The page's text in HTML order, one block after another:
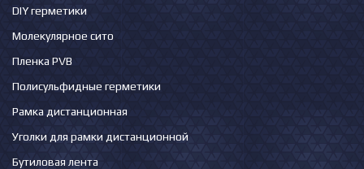
DIY герметики
Молекулярное сито
Пленка PVB
Полисульфидные герметики
Рамка дистанционная
Уголки для рамки дистанционной
Бутиловая лента